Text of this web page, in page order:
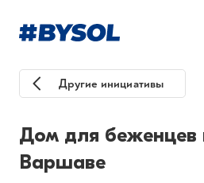
Другие инициативы
Дом для беженцев
Варшаве